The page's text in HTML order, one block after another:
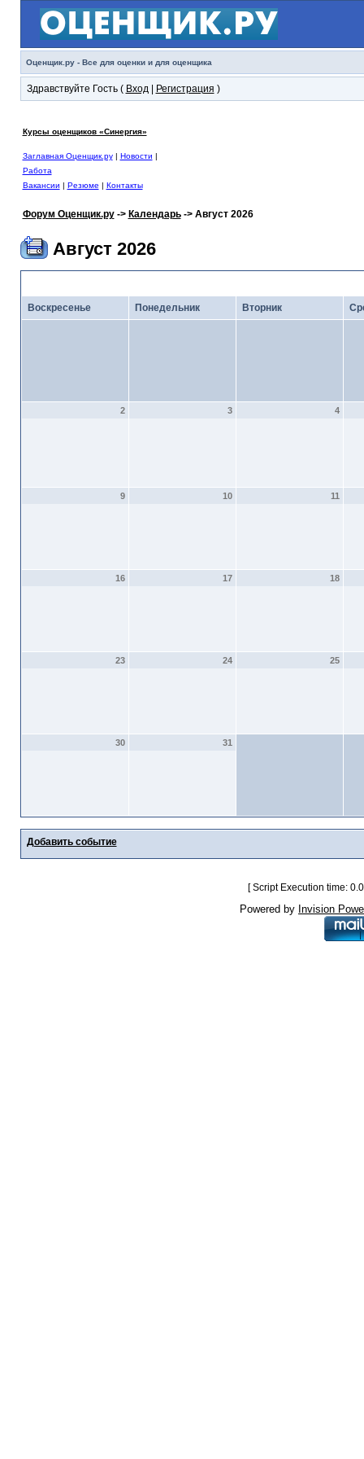
Оценщик.ру - Все для оценки и для оценщика
Здравствуйте Гость ( Вход| Регистрация )
Курсы оценщиков «Синергия»
Заглавная Оценщик.ру| Новости |
Работа
Вакансии | Резюме | Контакты
Форум Оценщик.ру-> Календарь-> Август 2026
Август 2026
Воскресенье Понедельник Вторник
2 3 4
9 10 11
16 17 18
23 24 25
30 31
Добавить событие
[ Script Execution time:
Powered by Invision